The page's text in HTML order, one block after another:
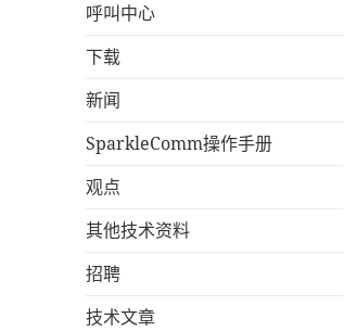
呼叫中心
下载
新闻
SparkleComm操作手册
观点
其他技术资料
招聘
技术文章